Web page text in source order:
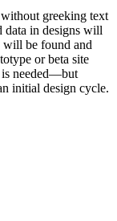
greeking text
data in designs will
will be found and
or beta site
is needed—but
initial design cycle.